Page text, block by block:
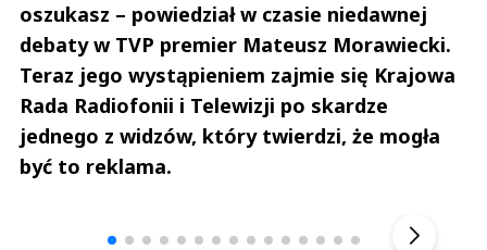
oszukasz – powiedział w czasie niedawnej
debaty w TVP premier Mateusz Morawiecki.
Teraz jego wystąpieniem zajmie się Krajowa
Rada Radiofonii i Telewizji po skardze
jednego z widzów, który twierdzi, że mogła
być to reklama.